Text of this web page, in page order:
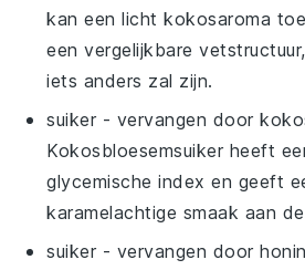
kan een licht kokosaroma
een vergelijkbare
iets anders zal zijn.
suiker - vervangen door
Kokosbloesemsuiker heeft
glycemische index en geeft
karamelachtige smaak aan
suiker - vervangen door